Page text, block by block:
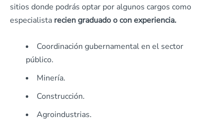
sitios donde podrás optar por algunos cargos como
especialista recien graduado o con experiencia.
Coordinación gubernamental en el sector
público.
Minería.
Construcción.
Agroindustrias.